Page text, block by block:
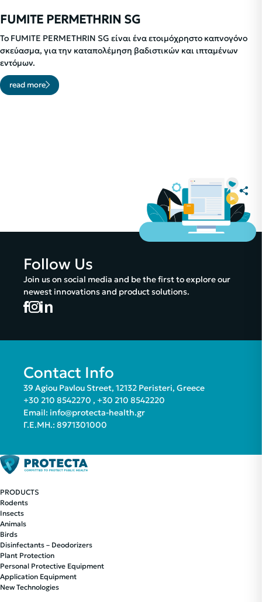
FUMITE PERMETHRIN SG
Το FUMITE PERMETHRIN SG είναι ένα ετοιμόχρηστο καπνογόνο
σκεύασμα, για την καταπολέμηση βαδιστικών και ιπταμένων
εντόμων.
read more
Follow Us
Join us on social media and be the first to explore our
newest innovations and product solutions.
Contact Info
39 Agiou Pavlou Street, 12132 Peristeri, Greece
+30 210 8542270 , +30 210 8542220
Email: info@protecta-health.gr
Γ.Ε.ΜΗ.: 8971301000
PRODUCTS
Rodents
Insects
Animals
Birds
Disinfectants – Deodorizers
Plant Protection
Personal Protective Equipment
Application Equipment
New Technologies